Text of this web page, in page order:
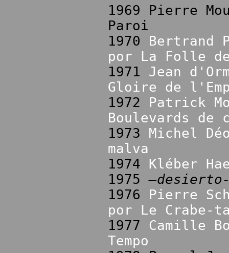
1969 Pierre
Paroi
1970 Bertrand
por La Folle
1971 Jean
Gloire de
1972 Patrick
Boulevards de
1973 Michel
malva
1974 Kléber
1975
1976 Pierre
por Le Crabe-
1977 Camille
Tempo